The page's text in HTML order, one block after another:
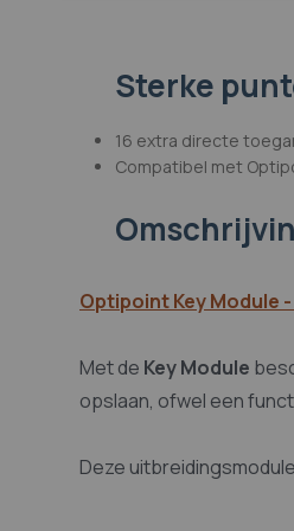
Sterke
16 extra directe
Compatibel met
Optipoint Key Module
Met de Key Module
opslaan, ofwel een
Deze